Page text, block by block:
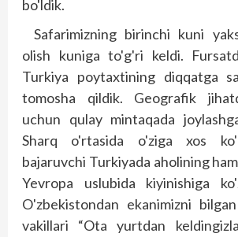
bo'ldik.
Safarimizning birinchi kuni
olish kuniga to'g'ri keldi.
Turkiya poytaxtining diqqatga
tomosha qildik. Geografik
uchun qulay mintaqada
Sharq o'rtasida o'ziga xos
bajaruvchi Turkiyada aholining
Yevropa uslubida kiyinishiga
O'zbekistondan ekanimizni
vakillari “Ota yurtdan